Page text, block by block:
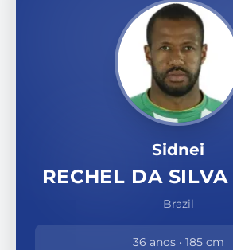
Sidnei
RECHEL DA
Brazil
36 anos • 185 cm